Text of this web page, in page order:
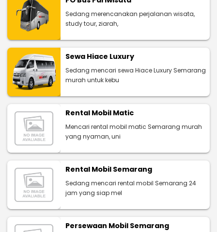
Sedang merencanakan perjalanan wisata,
study tour, ziarah,
Sewa Hiace Luxury
Sedang mencari sewa Hiace Luxury Semarang
murah untuk kebu
Rental Mobil Matic
Mencari rental mobil matic Semarang murah
yang nyaman, uni
Rental Mobil Semarang
Sedang mencari rental mobil Semarang 24
jam yang siap mel
Persewaan Mobil Semarang